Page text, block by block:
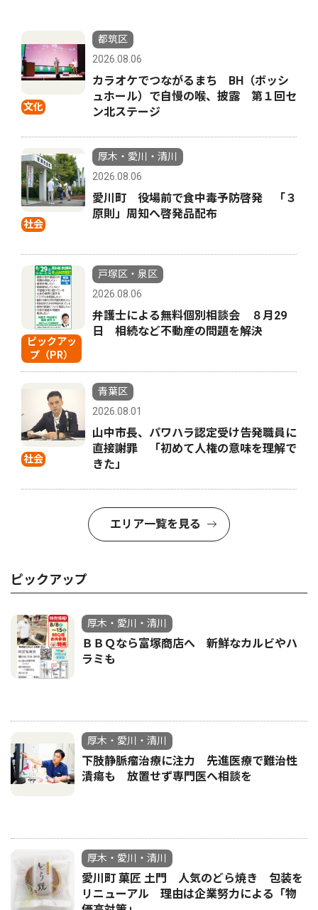
文化
都筑区
2026.08.06
カラオケでつながるまち BH（ボッシ
ュホール）で自慢の喉、披露 第１回セ
ン北ステージ
社会
厚木・愛川・清川
2026.08.06
愛川町 役場前で食中毒予防啓発 「３
原則」周知へ啓発品配布
ピックアッ
プ（PR）
戸塚区・泉区
2026.08.06
弁護士による無料個別相談会 ８月29
日 相続など不動産の問題を解決
社会
青葉区
2026.08.01
山中市長、パワハラ認定受け告発職員に
直接謝罪 「初めて人権の意味を理解で
きた」
エリア一覧を見る
ピックアップ
厚木・愛川・清川
ＢＢＱなら富塚商店へ 新鮮なカルビやハ
ラミも
厚木・愛川・清川
下肢静脈瘤治療に注力 先進医療で難治性
潰瘍も 放置せず専門医へ相談を
厚木・愛川・清川
愛川町 菓匠 土門 人気のどら焼き 包装を
リニューアル 理由は企業努力による「物